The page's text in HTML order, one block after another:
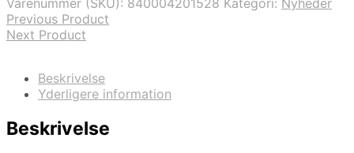
Varenummer (SKU): 840004201528 Kategori: Nyheder
Previous Product
Next Product
Beskrivelse
Yderligere information
Beskrivelse